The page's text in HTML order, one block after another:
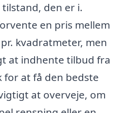
den er i.
en pris mellem
kvadratmeter, men
at indhente tilbud fra
at få den bedste
at overveje, om